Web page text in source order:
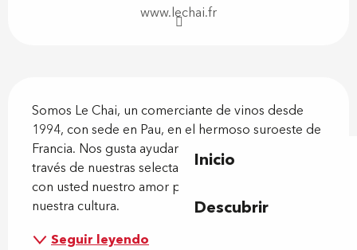
Inicio
Descubrir
www.lechai.fr
Somos Le Chai, un comerciante de vinos desde
1994, con sede en Pau, en el hermoso suroeste de
Francia. Nos gusta ayudarle a descubrir sabores a
través de nuestras selectas selecciones y compartir
con usted nuestro amor por la sommellerie, es
nuestra cultura.
Seguir leyendo